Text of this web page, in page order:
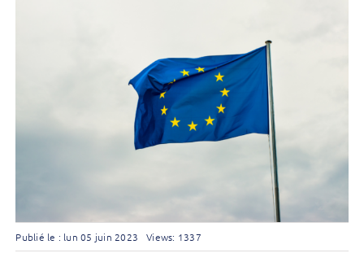
Publié le : lun 05 juin 2023 Views: 1337